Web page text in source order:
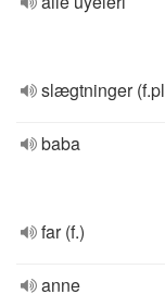
slægtninger
baba
far (f.)
anne